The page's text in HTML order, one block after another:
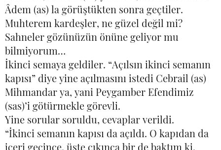
Âdem (as) la görüştükten sonra geçtiler.
Muhterem kardeşler, ne güzel değil mi?
Sahneler gözünüzün önüne geliyor mu
bilmiyorum…
İkinci semaya geldiler. “Açılsın ikinci semanın
kapısı” diye yine açılmasını istedi Cebrail (as)
Mihmandar ya, yani Peygamber Efendimiz
(sas)’i götürmekle görevli.
Yine sorular soruldu, cevaplar verildi.
“İkinci semanın kapısı da açıldı. O kapıdan da
içeri geçince, üste çıkınca bir de baktım ki,